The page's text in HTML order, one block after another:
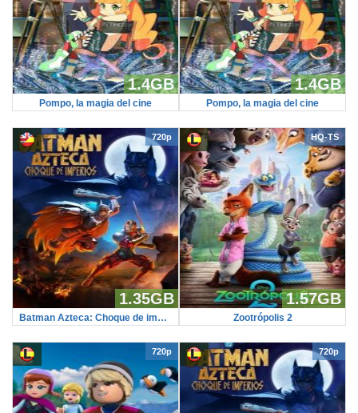
1.4GB
Pompo, la magia del cine
1.4GB
Pompo, la magia del cine
720p
1.35GB
Batman Azteca: Choque de imperios
HQ-TS
1.57GB
Zootrópolis 2
720p 720p